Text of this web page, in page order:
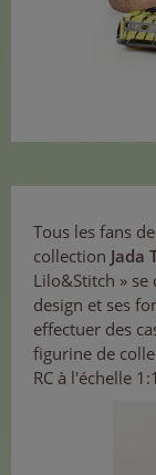
Tous les fans
collection Jada
Lilo&Stitch »
design et ses
effectuer des
figurine de
RC à l'échelle